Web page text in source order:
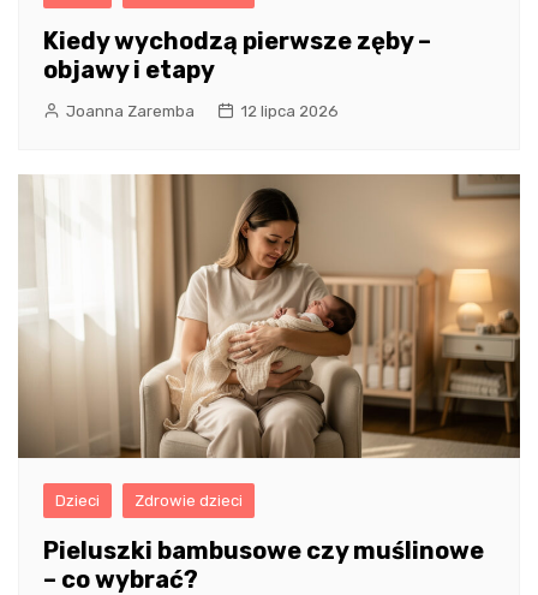
Kiedy wychodzą pierwsze zęby –
objawy i etapy
Joanna Zaremba 12 lipca 2026
Dzieci Zdrowie dzieci
Pieluszki bambusowe czy muślinowe
– co wybrać?